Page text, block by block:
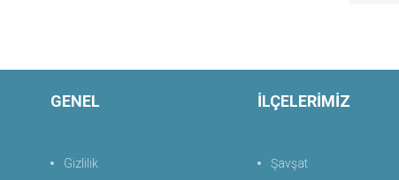
GENEL
Gizlilik
İLÇELERİMİZ
Şavşat